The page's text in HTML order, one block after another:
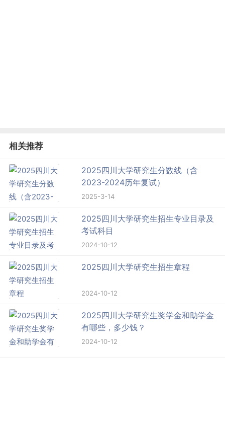
相关推荐
2025四川大学研究生分数线（含
2023-2024历年复试）
2025-3-14
2025四川大学研究生招生专业目录及
考试科目
2024-10-12
2025四川大学研究生招生章程
2024-10-12
2025四川大学研究生奖学金和助学金
有哪些，多少钱？
2024-10-12